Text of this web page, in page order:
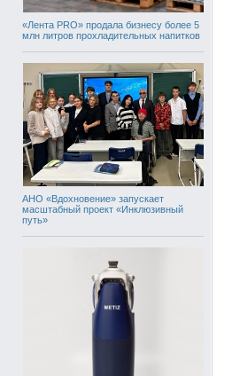
«Лента PRO» продала бизнесу более 5
млн литров прохладительных напитков
АНО «Вдохновение» запускает
масштабный проект «Инклюзивный
путь»